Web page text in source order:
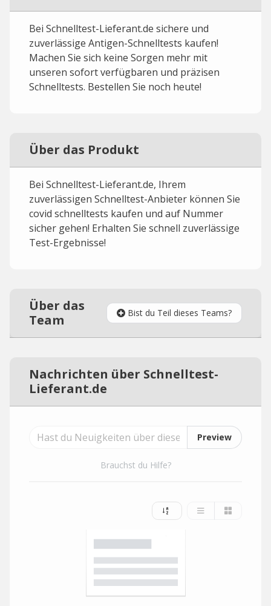
Bei Schnelltest-Lieferant.de sichere und
zuverlässige Antigen-Schnelltests kaufen!
Machen Sie sich keine Sorgen mehr mit
unseren sofort verfügbaren und präzisen
Schnelltests. Bestellen Sie noch heute!
Über das Produkt
Bei Schnelltest-Lieferant.de, Ihrem
zuverlässigen Schnelltest-Anbieter können Sie
covid schnelltests kaufen und auf Nummer
sicher gehen! Erhalten Sie schnell zuverlässige
Test-Ergebnisse!
Über das
Team
Bist du Teil dieses Teams?
Nachrichten über Schnelltest-
Lieferant.de
Preview
Brauchst du Hilfe?